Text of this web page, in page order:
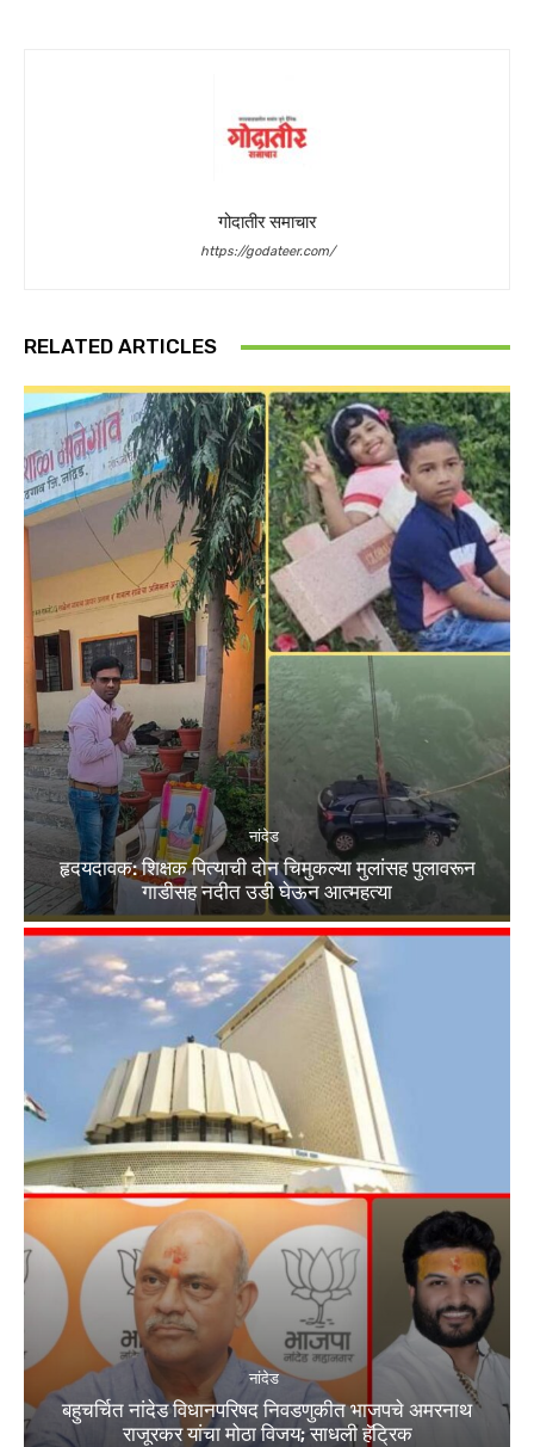
गोदातीर समाचार
https://godateer.com/
RELATED ARTICLES
नांदेड
हृदयदावक: शिक्षक पित्याची दोन चिमुकल्या मुलांसह पुलावरून
गाडीसह नदीत उडी घेऊन आत्महत्या
नांदेड
बहुचर्चित नांदेड विधानपरिषद निवडणुकीत भाजपचे अमरनाथ
राजूरकर यांचा मोठा विजय; साधली हॅट्रिक